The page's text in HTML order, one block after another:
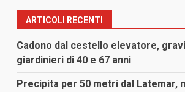
ARTICOLI RECENTI
Cadono dal cestello elevatore,
giardinieri di 40 e 67 anni
Precipita per 50 metri dal Latemar,